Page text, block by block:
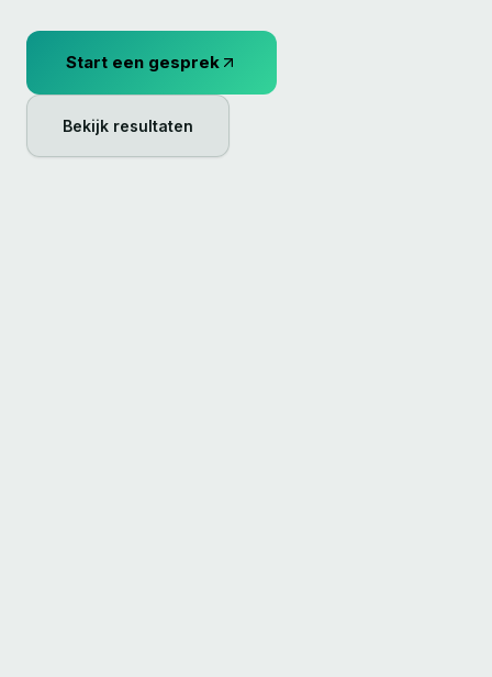
Start een gesprek
Bekijk resultaten